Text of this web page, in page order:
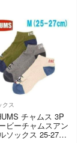
クス
チャムス 3P
ビーチャムスアン
ソックス 25-27c